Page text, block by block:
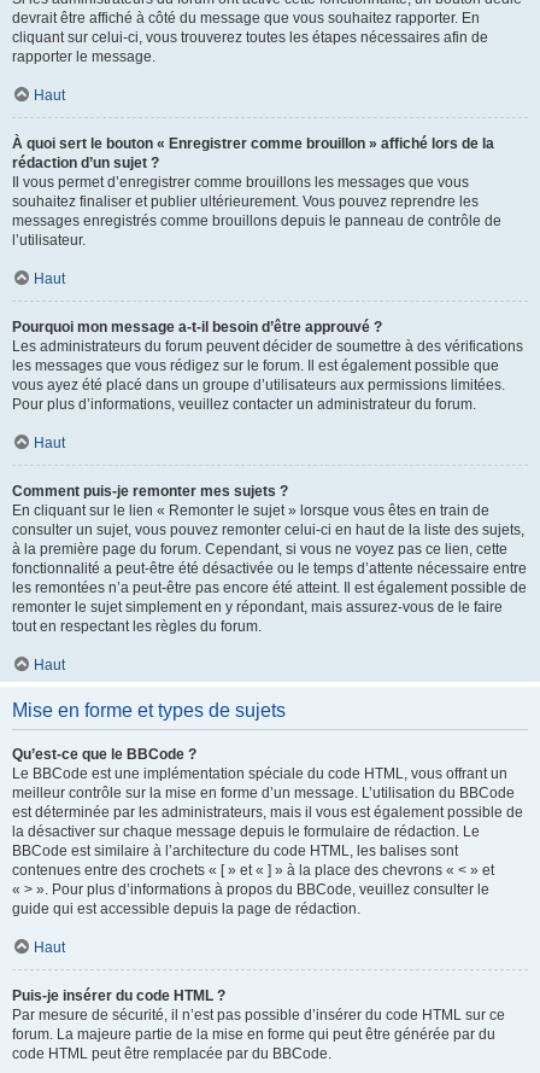
devrait être affiché à côté du message que vous souhaitez rapporter. En
cliquant sur celui-ci, vous trouverez toutes les étapes nécessaires afin de
rapporter le message.
Haut
À quoi sert le bouton « Enregistrer comme brouillon » affiché lors de la
rédaction d’un sujet ?
Il vous permet d’enregistrer comme brouillons les messages que vous
souhaitez finaliser et publier ultérieurement. Vous pouvez reprendre les
messages enregistrés comme brouillons depuis le panneau de contrôle de
l’utilisateur.
Haut
Pourquoi mon message a-t-il besoin d’être approuvé ?
Les administrateurs du forum peuvent décider de soumettre à des vérifications
les messages que vous rédigez sur le forum. Il est également possible que
vous ayez été placé dans un groupe d’utilisateurs aux permissions limitées.
Pour plus d’informations, veuillez contacter un administrateur du forum.
Haut
Comment puis-je remonter mes sujets ?
En cliquant sur le lien « Remonter le sujet » lorsque vous êtes en train de
consulter un sujet, vous pouvez remonter celui-ci en haut de la liste des sujets,
à la première page du forum. Cependant, si vous ne voyez pas ce lien, cette
fonctionnalité a peut-être été désactivée ou le temps d’attente nécessaire entre
les remontées n’a peut-être pas encore été atteint. Il est également possible de
remonter le sujet simplement en y répondant, mais assurez-vous de le faire
tout en respectant les règles du forum.
Haut
Mise en forme et types de sujets
Qu’est-ce que le BBCode ?
Le BBCode est une implémentation spéciale du code HTML, vous offrant un
meilleur contrôle sur la mise en forme d’un message. L’utilisation du BBCode
est déterminée par les administrateurs, mais il vous est également possible de
la désactiver sur chaque message depuis le formulaire de rédaction. Le
BBCode est similaire à l’architecture du code HTML, les balises sont
contenues entre des crochets « [ » et « ] » à la place des chevrons « < » et
« > ». Pour plus d’informations à propos du BBCode, veuillez consulter le
guide qui est accessible depuis la page de rédaction.
Haut
Puis-je insérer du code HTML ?
Par mesure de sécurité, il n’est pas possible d’insérer du code HTML sur ce
forum. La majeure partie de la mise en forme qui peut être générée par du
code HTML peut être remplacée par du BBCode.